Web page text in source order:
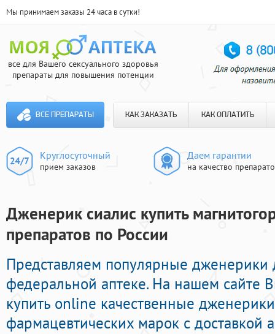
Мы принимаем заказы 24 часа в сутки!
все для Вашего сексуального здоровья
препараты для повышения потенции
ВСЕ ПРЕПАРАТЫ КАК ЗАКАЗАТЬ КАК ОПЛАТИТЬ
Круглосуточный
прием заказов
Даем гарантии
на качество
Дженерик сиалис купить
препаратов по России
Представляем популярные
федеральной аптеке. На нашем сайте
купить online качественные
фармацевтических марок с доставкой